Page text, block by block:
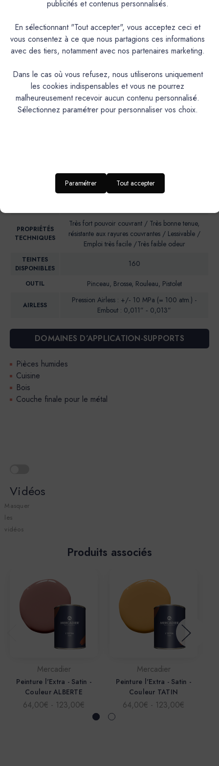
L'Extra est une laque polyuréthane en phase aqueuse,
velours, satinée, lessivable et résistante à la plupart des
exceptionnel, forte lavabilité
PRODUIT
Aspect satiné velours
Brillance 60° (UB)*: 20-30 / Brillance 85° (UB)*:
PROPRIÉTÉS
TECHNIQUES
Très fort pouvoir couvrant / Très bonne tenue,
résistante aux rayures couvrantes / Lessivable /
Emploi très facile /Très faible odeur
TEINTES
DISPONIBLES
160
OUTIL Pinceau, Brosse, Rouleau, Pistolet
AIRLESS
Pression Airless : +/‐ 10 MPa (= 100 atm.) -
Embout : 0,011” ‐ 0,013”
DOMAINES D’APPLICATION-SUPPORTS
Pièces humides
Cuisine
Bois
Couche finale pour le métal
Vidéos
Masquer
les
vidéos
Produits associés
Mercadier
Peinture l'Extra - Satin -
Couleur ALBERTE
64,00€ - 123,00€
Mercadier
Peinture l'Extra - Satin -
Couleur TATIN
64,00€ - 123,00€
publicités et contenus personnalisés.
En sélectionnant "Tout accepter", vous acceptez ceci et
vous consentez à ce que nous partagions ces informations
avec des tiers, notamment avec nos partenaires marketing.
Dans le cas où vous refusez, nous utiliserons uniquement
les cookies indispensables et vous ne pourrez
malheureusement recevoir aucun contenu personnalisé.
Sélectionnez paramétrer pour personnaliser vos choix.
Paramétrer Tout accepter